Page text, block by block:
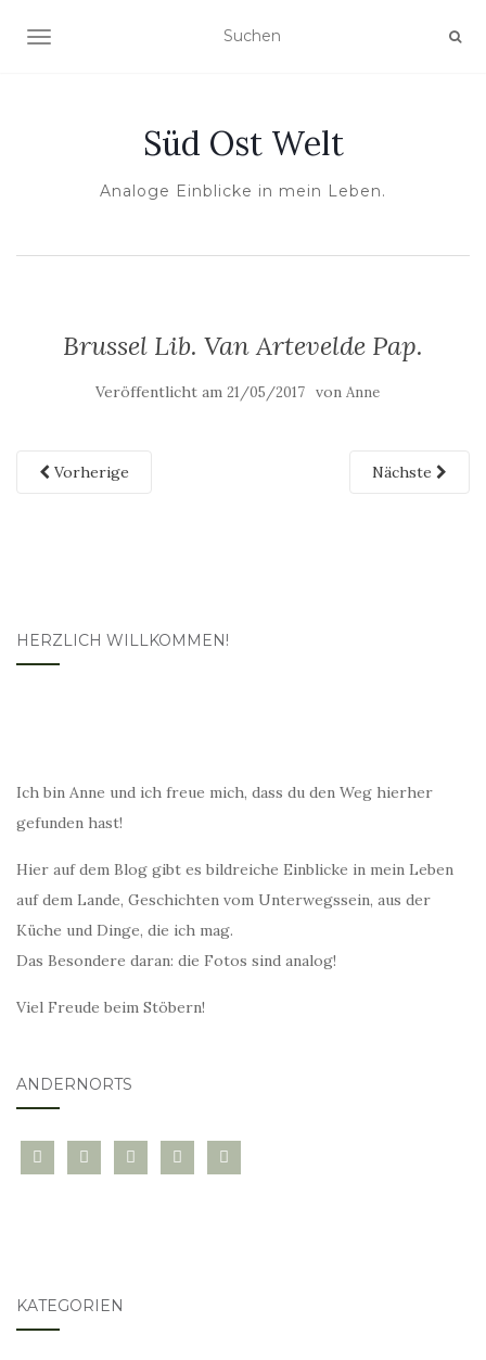
NAVIGATION UMSCHALTEN
Süd Ost Welt
Analoge Einblicke in mein Leben.
Brussel Lib. Van Artevelde Pap.
Veröffentlicht am 21/05/2017 von Anne
Vorherige Nächste
HERZLICH WILLKOMMEN!
Ich bin Anne und ich freue mich, dass du den Weg hierher
gefunden hast!
Hier auf dem Blog gibt es bildreiche Einblicke in mein Leben
auf dem Lande, Geschichten vom Unterwegssein, aus der
Küche und Dinge, die ich mag.
Das Besondere daran: die Fotos sind analog!
Viel Freude beim Stöbern!
ANDERNORTS
bloglovininstagramtwitter pinterest
mail
KATEGORIEN